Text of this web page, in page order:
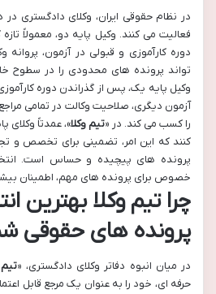
در نظام حقوقی ایران، وکلای دادگستری
فعالیت می کنند. وکیل پایه دو، معمولاً
دوره کارآموزی و قبولی در آزمون،
تواند پرونده های محدودی را در سطوح
وکیل پایه یک، پس از گذراندن دوره
آزمون دیگری، صلاحیت وکالت در تمامی
را کسب می کند. در «تیم وکلا»، عمدتاً وکلای
کنند که این امر، تضمینی برای تخصص و
پرونده های پیچیده و حساس است.
خصوص برای پرونده های مهم، اطمینان
چراتیم وکلا بهترین
پرونده های حقوقی
در میان انبوه دفاتر وکلای دادگستری، «تیم
حرفه ای، خود را به عنوان یک مرجع قابل